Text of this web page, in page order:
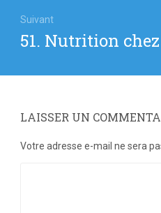
Suivant
Article
suivant
51. Nutrition
LAISSER UN
Votre adresse e-mail ne sera